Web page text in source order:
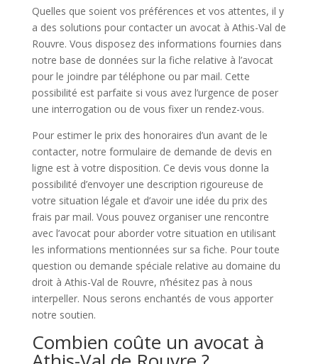
Quelles que soient vos préférences et vos attentes, il y
a des solutions pour contacter un avocat à Athis-Val de
Rouvre. Vous disposez des informations fournies dans
notre base de données sur la fiche relative à l’avocat
pour le joindre par téléphone ou par mail. Cette
possibilité est parfaite si vous avez l’urgence de poser
une interrogation ou de vous fixer un rendez-vous.
Pour estimer le prix des honoraires d’un avant de le
contacter, notre formulaire de demande de devis en
ligne est à votre disposition. Ce devis vous donne la
possibilité d’envoyer une description rigoureuse de
votre situation légale et d’avoir une idée du prix des
frais par mail. Vous pouvez organiser une rencontre
avec l’avocat pour aborder votre situation en utilisant
les informations mentionnées sur sa fiche. Pour toute
question ou demande spéciale relative au domaine du
droit à Athis-Val de Rouvre, n’hésitez pas à nous
interpeller. Nous serons enchantés de vous apporter
notre soutien.
Combien coûte un avocat à